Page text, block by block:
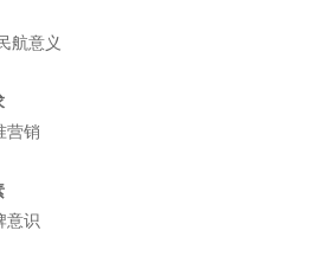
航意义
营销
意识